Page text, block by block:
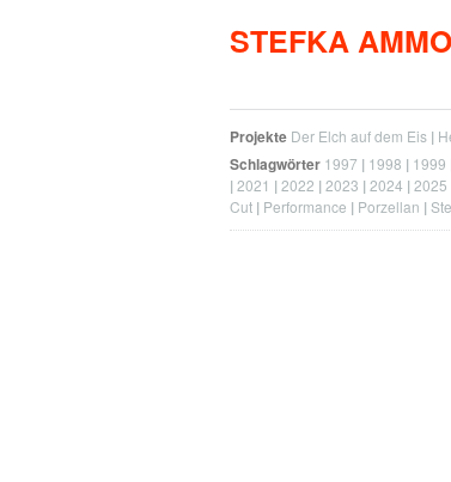
STEFKA
Projekte Der Elch auf dem Eis
Schlagwörter 1997 1998 1999
2021
2022 2023 2024 2025
Cut Performance Porzellan